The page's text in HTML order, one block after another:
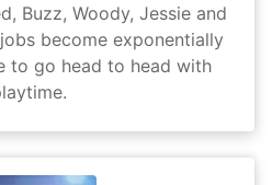
Buzz, Woody, Jessie and
become exponentially
to go head to head with